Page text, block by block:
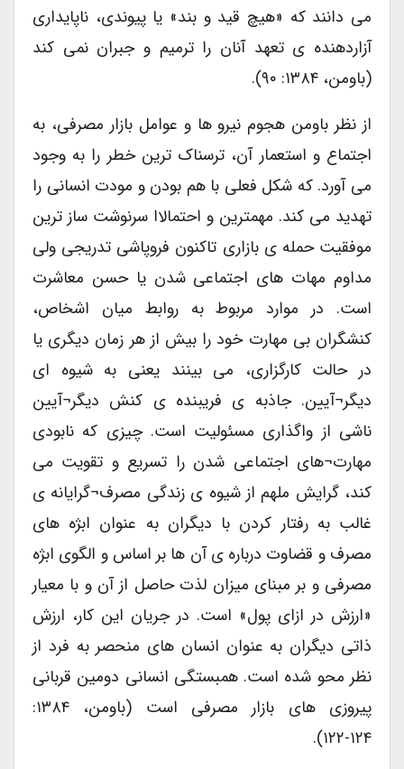
می دانند که «هیچ قید و بند» یا پیوندی، ناپایداری
آزاردهنده ی تعهد آنان را ترمیم و جبران نمی کند
(باومن، ۱۳۸۴: ۹۰).
از نظر باومن هجوم نیرو ها و عوامل بازار مصرفی، به
اجتماع و استعمار آن، ترسناک ترین خطر را به وجود
می آورد. که شکل فعلی با هم بودن و مودت انسانی را
تهدید می کند. مهمترین و احتمالاا سرنوشت ساز ترین
موفقیت حمله ی بازاری تاکنون فروپاشی تدریجی ولی
مداوم مهات های اجتماعی شدن یا حسن معاشرت
است. در موارد مربوط به روابط میان اشخاص،
کنشگران بی مهارت خود را بیش از هر زمان دیگری یا
در حالت کارگزاری، می بینند یعنی به شیوه ای
دیگر¬آیین. جاذبه ی فریبنده ی کنش دیگر¬آیین
ناشی از واگذاری مسئولیت است. چیزی که نابودی
مهارت¬های اجتماعی شدن را تسریع و تقویت می
کند، گرایش ملهم از شیوه ی زندگی مصرف¬گرایانه ی
غالب به رفتار کردن با دیگران به عنوان ابژه های
مصرف و قضاوت درباره ی آن ها بر اساس و الگوی ابژه
مصرفی و بر مبنای میزان لذت حاصل از آن و با معیار
«ارزش در ازای پول» است. در جریان این کار، ارزش
ذاتی دیگران به عنوان انسان های منحصر به فرد از
نظر محو شده است. همبستگی انسانی دومین قربانی
پیروزی های بازار مصرفی است (باومن، ۱۳۸۴:
۱۲۴-۱۲۲).